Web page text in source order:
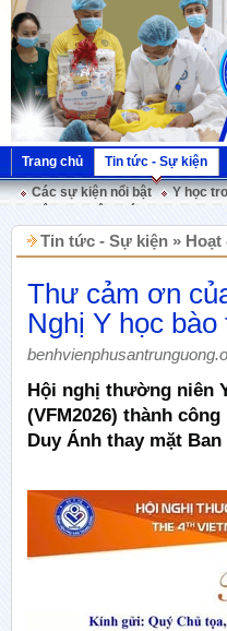
Trang chủ Tin tức - Sự kiện
Các sự kiện nổi bật
Y học
Tin tức - Sự kiện » Hoạt
Thư cảm ơn
Nghị Y học
Hội nghị thường niên
(VFM2026) thành
Duy Ánh thay mặt